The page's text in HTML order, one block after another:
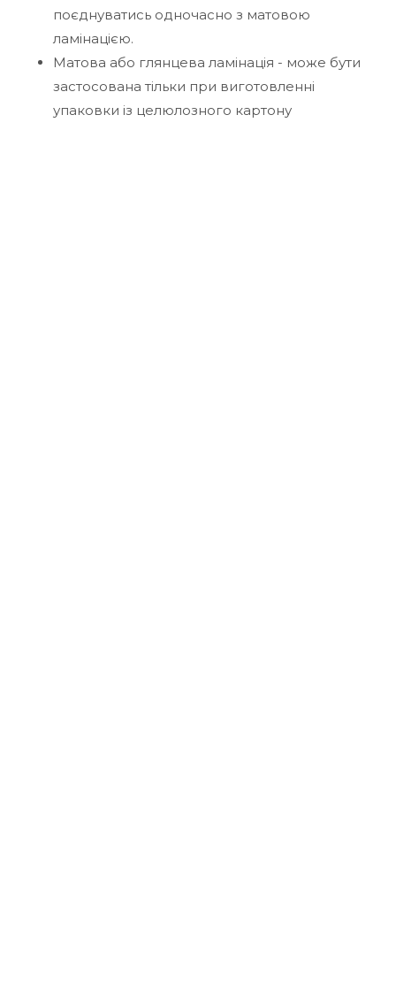
поєднуватись одночасно з матовою
ламінацією.
Матова або глянцева ламінація - може бути
застосована тільки при виготовленні
упаковки із целюлозного картону